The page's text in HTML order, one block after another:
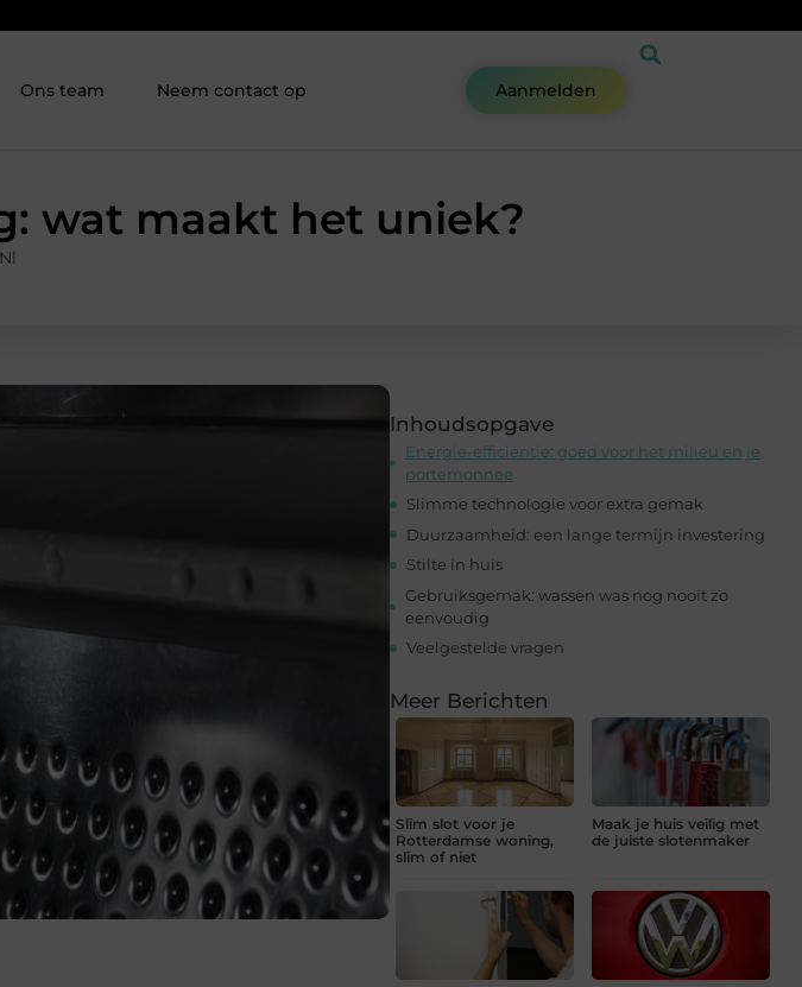
Ons team Neem contact op Aanmelden
wat maakt het uniek?
Inhoudsopgave
Energie-efficiëntie: goed voor het milieu en je
portemonnee
Slimme technologie voor extra gemak
Duurzaamheid: een lange termijn investering
Stilte in huis
Gebruiksgemak: wassen was nog nooit zo
eenvoudig
Veelgestelde vragen
Meer Berichten
Slim slot voor je
Rotterdamse woning,
slim of niet
Maak je huis veilig met
de juiste slotenmaker